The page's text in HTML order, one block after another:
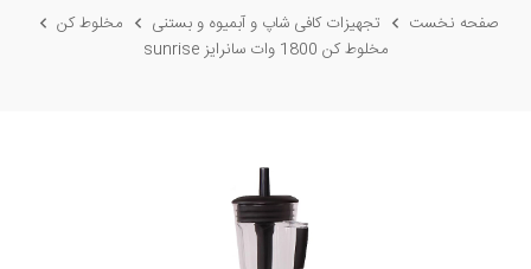
صفحه نخست تجهیزات کافی شاپ و آبمیوه و بستنی
مخلوط کن
مخلوط کن 1800 وات سانرایز sunrise